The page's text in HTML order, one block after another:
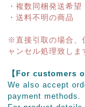
・複数同梱発送希望
・送料不明の商品
※直接引取の場合、
ャンセル処理致しま
【For customers
We also accept
payment methods.